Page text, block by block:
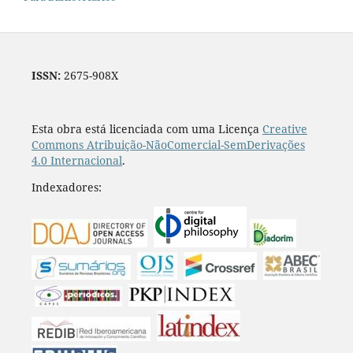
ISSN:2675-908X
Esta obra está licenciada com uma Licença Creative
Commons Atribuição-NãoComercial-SemDerivações
4.0 Internacional.
Indexadores: